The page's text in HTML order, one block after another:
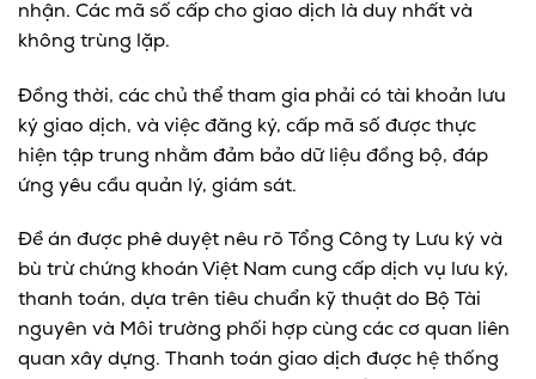
nhận. Các mã số cấp cho giao dịch là duy nhất và
không trùng lặp.
Đồng thời, các chủ thể tham gia phải có tài khoản lưu
ký giao dịch, và việc đăng ký, cấp mã số được thực
hiện tập trung nhằm đảm bảo dữ liệu đồng bộ, đáp
ứng yêu cầu quản lý, giám sát.
Đề án được phê duyệt nêu rõ Tổng Công ty Lưu ký và
bù trừ chứng khoán Việt Nam cung cấp dịch vụ lưu ký,
thanh toán, dựa trên tiêu chuẩn kỹ thuật do Bộ Tài
nguyên và Môi trường phối hợp cùng các cơ quan liên
quan xây dựng. Thanh toán giao dịch được hệ thống